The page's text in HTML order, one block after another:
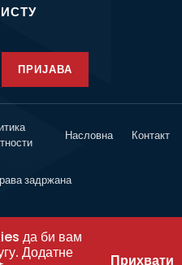
ПРИЈАВА
Насловна Контакт
задржана
да би вам
Додатне
Прихвати